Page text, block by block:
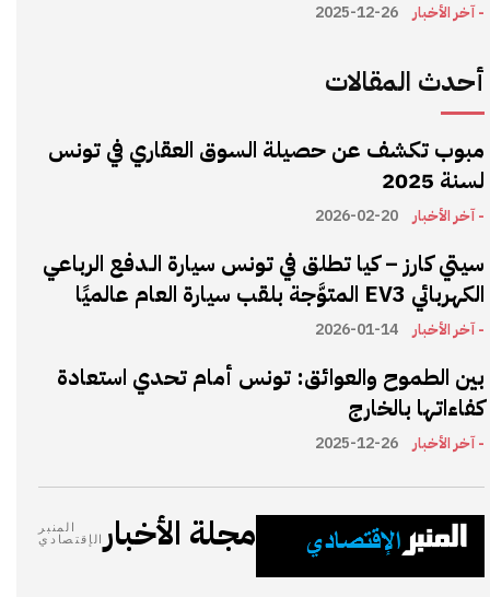
- آخر الأخبار 2025-12-26
أحدث المقالات
مبوب تكشف عن حصيلة السوق العقاري في تونس
لسنة 2025
- آخر الأخبار 2026-02-20
سيتي كارز – كيا تطلق في تونس سيارة الـدفع الرباعي
الكهربائي EV3 المتوَّجة بلقب سيارة العام عالميًا
- آخر الأخبار 2026-01-14
بين الطموح والعوائق: تونس أمام تحدي استعادة
كفاءاتها بالخارج
- آخر الأخبار 2025-12-26
مجلة الأخبار
المنبر
الإقتصادي